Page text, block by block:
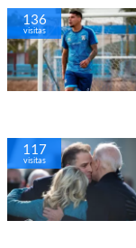
136
visitas
117
visitas